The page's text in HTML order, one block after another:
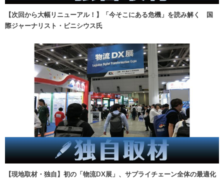
【次回から大幅リニューアル！】「今そこにある危機」を読み解く 国
際ジャーナリスト・ビニシウス氏
【現地取材・独自】初の「物流DX展」、サプライチェーン全体の最適化